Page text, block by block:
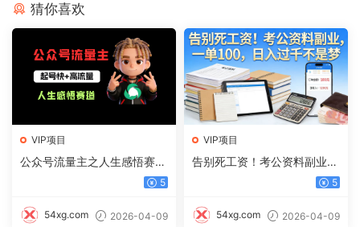
猜你喜欢
VIP项目
公众号流量主之人生感悟赛
道，起号快+高流量，单日阅5
54xg.com 2026-04-09
VIP项目
告别死工资！考公资料副业，
一单 100，日入过千不是梦 5
54xg.com 2026-04-09